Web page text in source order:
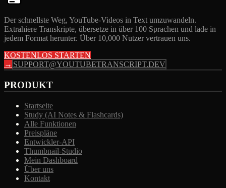
Der schnellste Weg, YouTube-Videos in Text umzuwandeln.
Extrahiere Transkripte, übersetze in über 100 Sprachen und lade in
jedem Format herunter. Über 10,000 Nutzer vertrauen uns.
KOSTENLOS STARTEN
→ SUPPORT@YOUTUBETRANSCRIPT.DEV
PRODUKT
Startseite
Study (AI Notes & Flashcards)
Alle Funktionen
Preispläne
Entwickler-API
Thumbnail-Studio
Mein Dashboard
Über uns
Kontakt